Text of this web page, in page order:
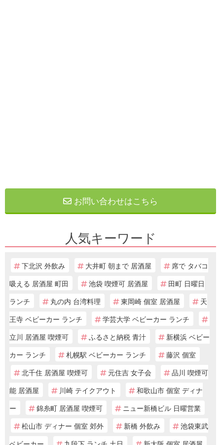
お問い合わせはこちら
人気キーワード
下北沢 外飲み 大井町 朝まで 居酒屋
席で タバコ
吸える 居酒屋 町田
池袋 喫煙可 居酒屋
田町 日曜日
ランチ
丸の内 台湾料理 東岡崎 個室 居酒屋
天
王寺 ベビーカー ランチ
学芸大学 ベビーカー ランチ
立川 居酒屋 喫煙可
ふるさと納税 青汁
新横浜 ベビー
カー ランチ
札幌駅 ベビーカー ランチ
藤沢 個室
北千住 居酒屋 喫煙可
元住吉 女子会
品川 喫煙可
能 居酒屋
川崎 テイクアウト
和歌山市 個室 ディナ
ー
錦糸町 居酒屋 喫煙可
ニュー新橋ビル 日曜営業
松山市 ディナー 個室 郊外
新橋 外飲み
池袋東武